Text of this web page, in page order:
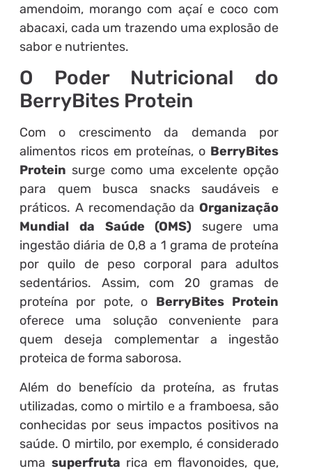
amendoim, morango com açaí e coco com
abacaxi, cada um trazendo uma explosão de
sabor e nutrientes.
O Poder Nutricional do
BerryBites Protein
Com o crescimento da demanda por
alimentos ricos em proteínas, o BerryBites
Protein surge como uma excelente opção
para quem busca snacks saudáveis e
práticos. A recomendação daOrganização
Mundial da Saúde (OMS) sugere uma
ingestão diária de 0,8 a 1 grama de proteína
por quilo de peso corporal para adultos
sedentários. Assim, com 20 gramas de
proteína por pote, o BerryBites Protein
oferece uma solução conveniente para
quem deseja complementar a ingestão
proteica de forma saborosa.
Além do benefício da proteína, as frutas
utilizadas, como o mirtilo e a framboesa, são
conhecidas por seus impactos positivos na
saúde. O mirtilo, por exemplo, é considerado
uma superfruta rica em flavonoides, que,